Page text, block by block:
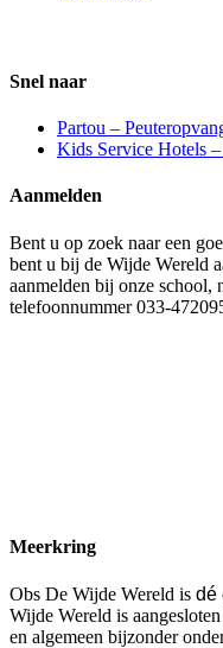
Snel naar
Partou –
Kids Service Hotels
Aanmelden
Bent u op zoek naar een
bent u bij de Wijde Wereld
aanmelden bij onze school,
telefoonnummer 033-
Meerkring
Obs De Wijde Wereld is dé
Wijde Wereld is
en algemeen bijzonder